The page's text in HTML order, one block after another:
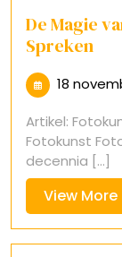
De Magie
Spreken
18
Artikel:
Fotokunst
decennia [...]
View More